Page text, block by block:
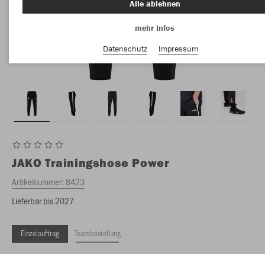
JAKO Trainingshose Power
Artikelnummer:8423
Lieferbar bis 2027
Einzelauftrag Teambestellung
Alle ablehnen
mehr Infos
Datenschutz
Impressum